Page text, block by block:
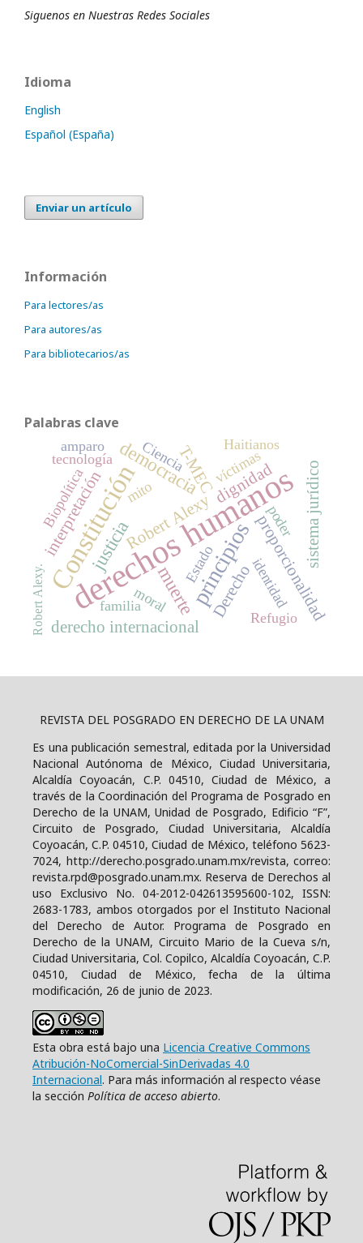
Siguenos en Nuestras Redes Sociales
Idioma
English
Español (España)
Enviar un artículo
Información
Para lectores/as
Para autores/as
Para bibliotecarios/as
Palabras clave
derechos humanos
Constitución principios
justicia
muerte
democracia
proporcionalidad
derecho internacional
interpretación Robert Alexy
Derecho
sistema jurídico
dignidad
T-MEC
Ciencia
moral
Biopolítica víctimas
identidad
familia
tecnología
mito
Estado
poder
Refugio
Haitianos
amparo
Robert Alexy.
REVISTA DEL POSGRADO EN DERECHO DE LA UNAM
Es una publicación semestral, editada por la Universidad
Nacional Autónoma de México, Ciudad Universitaria,
Alcaldía Coyoacán, C.P. 04510, Ciudad de México, a
través de la Coordinación del Programa de Posgrado en
Derecho de la UNAM, Unidad de Posgrado, Edificio “F”,
Circuito de Posgrado, Ciudad Universitaria, Alcaldía
Coyoacán, C.P. 04510, Ciudad de México, teléfono 5623-
7024, http://derecho.posgrado.unam.mx/revista, correo:
revista.rpd@posgrado.unam.mx. Reserva de Derechos al
uso Exclusivo No. 04-2012-042613595600-102, ISSN:
2683-1783, ambos otorgados por el Instituto Nacional
del Derecho de Autor. Programa de Posgrado en
Derecho de la UNAM, Circuito Mario de la Cueva s/n,
Ciudad Universitaria, Col. Copilco, Alcaldía Coyoacán, C.P.
04510, Ciudad de México, fecha de la última
modificación, 26 de junio de 2023.
Esta obra está bajo una Licencia Creative Commons
Atribución-NoComercial-SinDerivadas 4.0
Internacional. Para más información al respecto véase
la sección Política de acceso abierto.